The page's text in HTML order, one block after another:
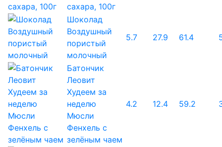
сахара, 100г
Шоколад
Воздушный
пористый
молочный
5.7 27.9 61.4
Батончик
Леовит
Худеем за
неделю
Мюсли
Фенхель с
зелёным чаем
4.2 12.4 59.2